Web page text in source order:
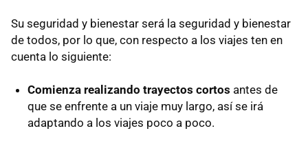
Su seguridad y bienestar será la seguridad y bienestar
de todos, por lo que, con respecto a los viajes ten en
cuenta lo siguiente:
Comienza realizando trayectos cortos antes de
que se enfrente a un viaje muy largo, así se irá
adaptando a los viajes poco a poco.